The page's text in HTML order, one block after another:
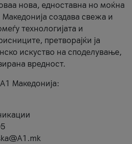
нова, едноставна но моќна
создава свежа и
технологијата и
претворајќи ја
искуство на споделување,
вредност.
Македонија: